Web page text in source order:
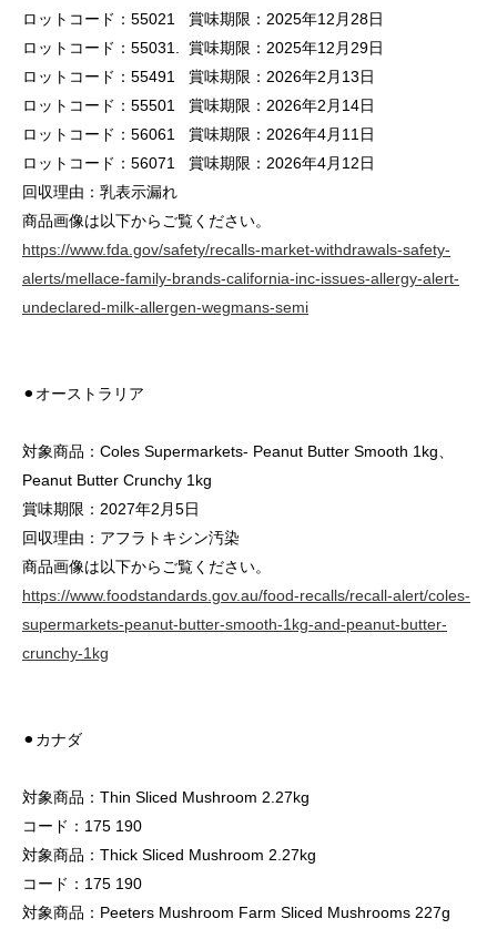
ロットコード：55021 賞味期限：2025年12月28日
ロットコード：55031. 賞味期限：2025年12月29日
ロットコード：55491 賞味期限：2026年2月13日
ロットコード：55501 賞味期限：2026年2月14日
ロットコード：56061 賞味期限：2026年4月11日
ロットコード：56071 賞味期限：2026年4月12日
回収理由：乳表示漏れ
商品画像は以下からご覧ください。
https://www.fda.gov/safety/recalls-market-withdrawals-safety-
alerts/mellace-family-brands-california-inc-issues-allergy-alert-
undeclared-milk-allergen-wegmans-semi
⚫︎オーストラリア
対象商品：Coles Supermarkets- Peanut Butter Smooth 1kg、
Peanut Butter Crunchy 1kg
賞味期限：2027年2月5日
回収理由：アフラトキシン汚染
商品画像は以下からご覧ください。
https://www.foodstandards.gov.au/food-recalls/recall-alert/coles-
supermarkets-peanut-butter-smooth-1kg-and-peanut-butter-
crunchy-1kg
⚫︎カナダ
対象商品：Thin Sliced Mushroom 2.27kg
コード：175 190
対象商品：Thick Sliced Mushroom 2.27kg
コード：175 190
対象商品：Peeters Mushroom Farm Sliced Mushrooms 227g